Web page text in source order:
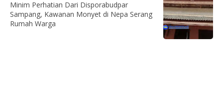
Minim Perhatian Dari Disporabudpar
Sampang, Kawanan Monyet di Nepa Serang
Rumah Warga